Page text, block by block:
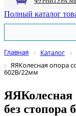
Полный каталог
Главная Каталог
ЯЯКолесная опора
602В/22мм
ЯЯКолесная
без стопора